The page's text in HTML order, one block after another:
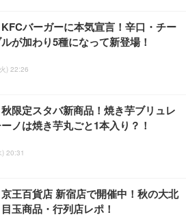
れ パソコンチェア (ホワイト)
オフィスチェア デスクチェア 肘なし メ
性 ランバーサポート付き 腰サポート ガ
昇降 360度回転 キャスター付き コンパク
24.5inch/280Hz/FHD】GRAPHT THE S
Monitor 24” Essential ゲーミン
QD 24.5インチ 1ms FHD 量子ドット 残
ーヤマ ペットシーツ 超厚型 お徳用 レギ
枚入【Amazon.co.jp限定】
KFCバーガーに本気宣言！辛口・チー
が加わり5種になって新登場！
) 22:26
秋限定スタバ新商品！焼き芋ブリュレ
ノは焼き芋丸ごと1本入り？！
20:31
京王百貨店 新宿店で開催中！秋の大北
玉商品・行列店レポ！